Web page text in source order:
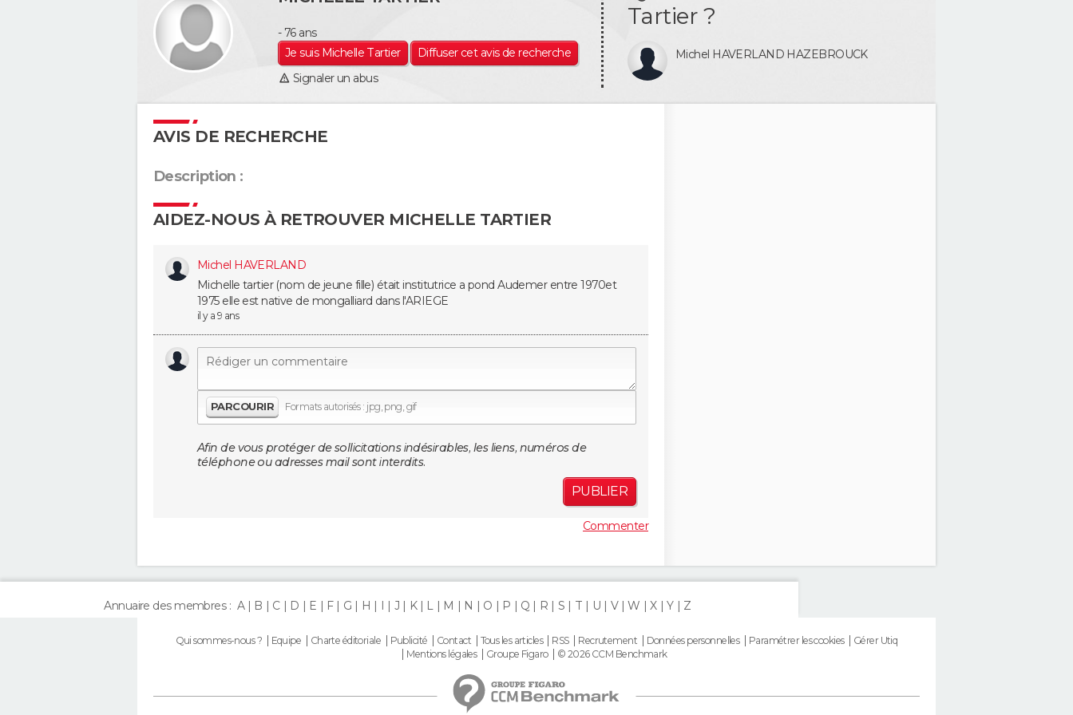
- 76 ans
Je suis Michelle Tartier
Diffuser cet avis de recherche
Signaler un abus
Tartier ?
Michel HAVERLAND HAZEBROUCK
AVIS DE RECHERCHE
Description :
AIDEZ-NOUS À RETROUVER MICHELLE TARTIER
Michel HAVERLAND
Michelle tartier (nom de jeune fille) était institutrice a pond Audemer entre 1970et
1975 elle est native de mongalliard dans l'ARIEGE
il y a 9 ans
PARCOURIR Formats autorisés : jpg, png, gif
Afin de vous protéger de sollicitations indésirables, les liens, numéros de
téléphone ou adresses mail sont interdits.
PUBLIER
Commenter
Annuaire des membres : A B C D E F G H I J K L M N O P Q R S T U V W X Y Z
Qui sommes-nous ? Equipe Charte éditoriale Publicité Contact Tous les articles RSS Recrutement Données personnelles Paramétrer les cookies
Gérer Utiq
Mentions légales
Groupe Figaro © 2026 CCM Benchmark